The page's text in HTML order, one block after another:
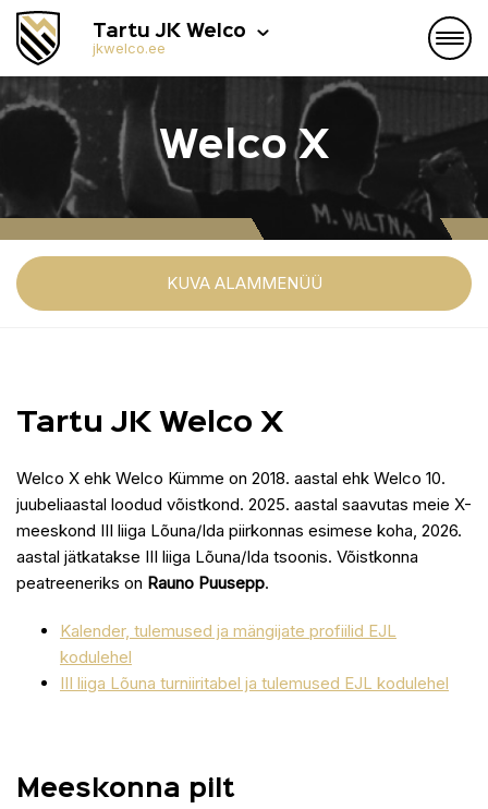
Tartu JK Welco
jkwelco.ee
Welco X
KUVA ALAMMENÜÜ
Tartu JK Welco X
Welco X ehk Welco Kümme on 2018. aastal ehk Welco 10.
juubeliaastal loodud võistkond. 2025. aastal saavutas meie X-
meeskond III liiga Lõuna/Ida piirkonnas esimese koha, 2026.
aastal jätkatakse III liiga Lõuna/Ida tsoonis. Võistkonna
peatreeneriks on Rauno Puusepp.
Kalender, tulemused ja mängijate profiilid EJL
kodulehel
III liiga Lõuna turniiritabel ja tulemused EJL kodulehel
Meeskonna pilt